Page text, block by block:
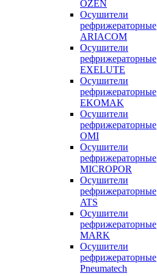
OZEN
Осушители
рефрижераторные
ARIACOM
Осушители
рефрижераторные
EXELUTE
Осушители
рефрижераторные
EKOMAK
Осушители
рефрижераторные
OMI
Осушители
рефрижераторные
MICROPOR
Осушители
рефрижераторные
ATS
Осушители
рефрижераторные
MARK
Осушители
рефрижераторные
Pneumatech